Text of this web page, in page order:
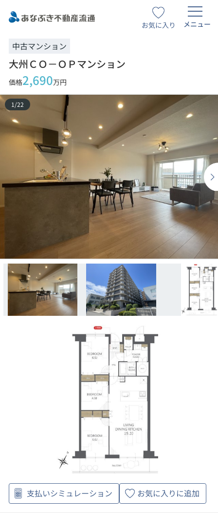
お気に入り メニュー
中古マンション
大州ＣＯ－ＯＰマンション
価格2,690万円
1/22
支払いシミュレーション お気に入りに追加